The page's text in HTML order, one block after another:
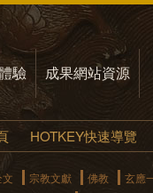
驗 成果網站資源
HOTKEY快速導覽
宗教文獻 佛教
玄應